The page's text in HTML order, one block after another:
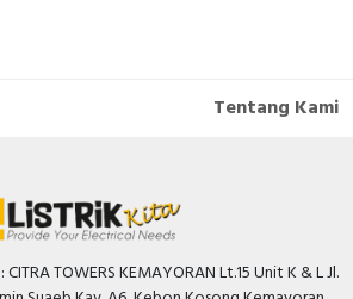
Tentang Kami
TOWERS KEMAYORAN Lt.15 Unit K & L Jl.